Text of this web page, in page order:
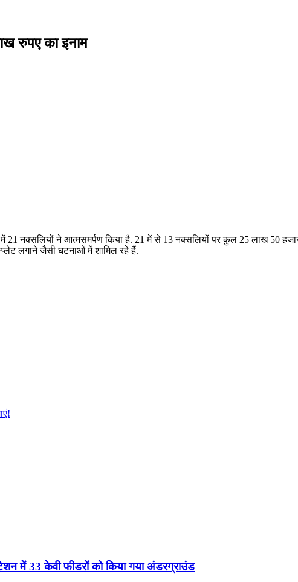
रुपए का इनाम
21 नक्सलियों ने आत्मसमर्पण किया है. 21 में से 13 नक्सलियों पर कुल 25 लाख 50
लगाने जैसी घटनाओं में शामिल रहे हैं.
में 33 केवी फीडरों को किया गया अंडरग्राउंड